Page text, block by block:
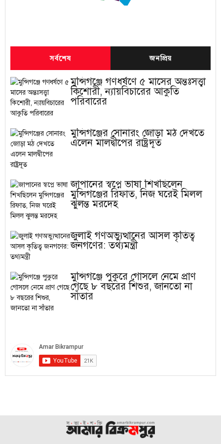
সর্বশেষ জনপ্রিয়
মুন্সিগঞ্জে গণধর্ষণে ৫ মাসের অন্তঃসত্ত্বা
কিশোরী, ন্যায়বিচারের আকুতি
পরিবারের
মুন্সিগঞ্জের সোনারং জোড়া মঠ দেখতে
এলেন মালদ্বীপের রাষ্ট্রদূত
জাপানের স্বপ্নে ভাষা শিখছিলেন
মুন্সিগঞ্জের রিফাত, নিজ ঘরেই মিলল
ঝুলন্ত মরদেহ
জুলাই গণঅভ্যুত্থানের আসল কৃতিত্ব
জনগণের: তথ্যমন্ত্রী
মুন্সিগঞ্জে পুকুরে গোসলে নেমে প্রাণ
গেছে ৮ বছরের শিশুর, জানতো না
সাঁতার